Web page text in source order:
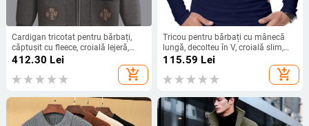
Cardigan tricotat pentru bărbați,
căptușit cu fleece, croială lejeră,
guler înalt, jacquard, 100% poliester,
potrivit pentru vârstnici, toamnă
2025
412.30 Lei
add_shopping_cart
Tricou pentru bărbați cu mânecă
lungă, decolteu în V, croială slim,
din fibre de bambus
115.59 Lei
add_shopping_cart